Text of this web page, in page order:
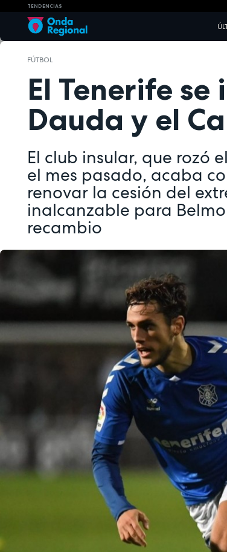
TENDENCIAS
FÚTBOL
El Tenerife
Dauda y el
El club insular, que rozó
el mes pasado, acaba
renovar la cesión del
inalcanzable para
recambio